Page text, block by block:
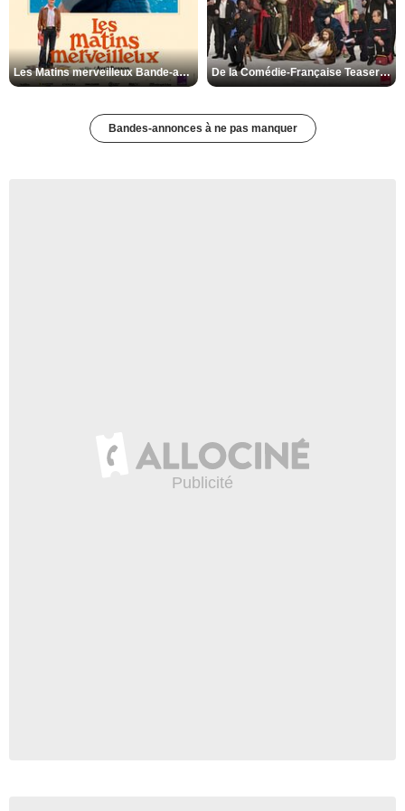
Les Matins merveilleux Bande-annonce VF De la Comédie-Française Teaser VF
Bandes-annonces à ne pas manquer